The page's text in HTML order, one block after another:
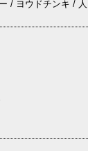
/ ヨウドチンキ /